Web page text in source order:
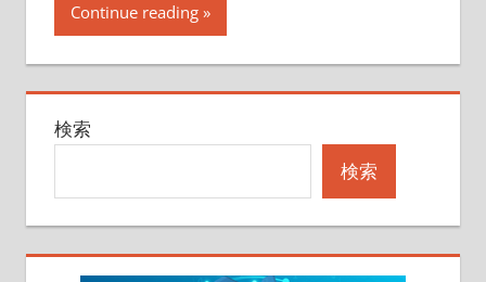
Continue reading
検索
検索